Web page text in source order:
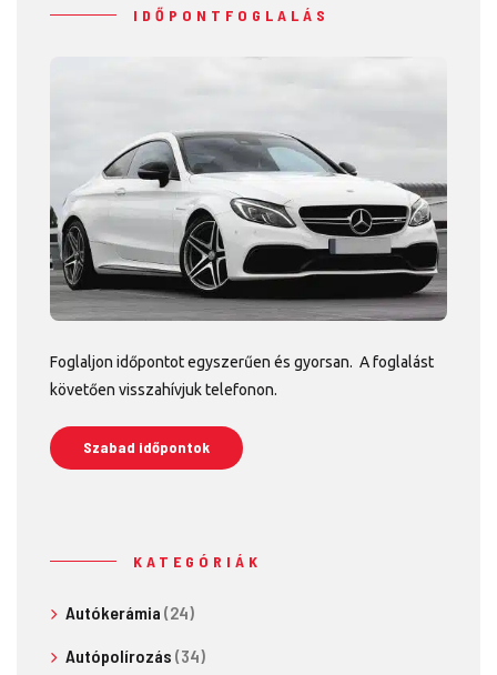
IDŐPONTFOGLALÁS
Foglaljon időpontot egyszerűen és gyorsan. A foglalást
követően visszahívjuk telefonon.
Szabad időpontok
KATEGÓRIÁK
Autókerámia (24)
Autópolírozás (34)